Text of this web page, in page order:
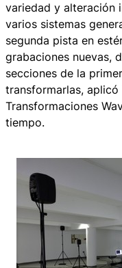
variedad y alteración
varios sistemas
segunda pista en
grabaciones nuevas,
secciones de la
transformarlas,
Transformaciones
tiempo.